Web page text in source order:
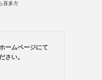
喜多方
ームページにて
さい。